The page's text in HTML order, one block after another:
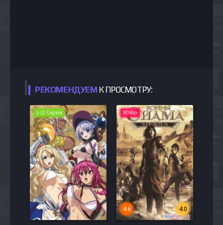
РЕКОМЕНДУЕМ К ПРОСМОТРУ:
1-11 Серия BDRip
4.0
4.6